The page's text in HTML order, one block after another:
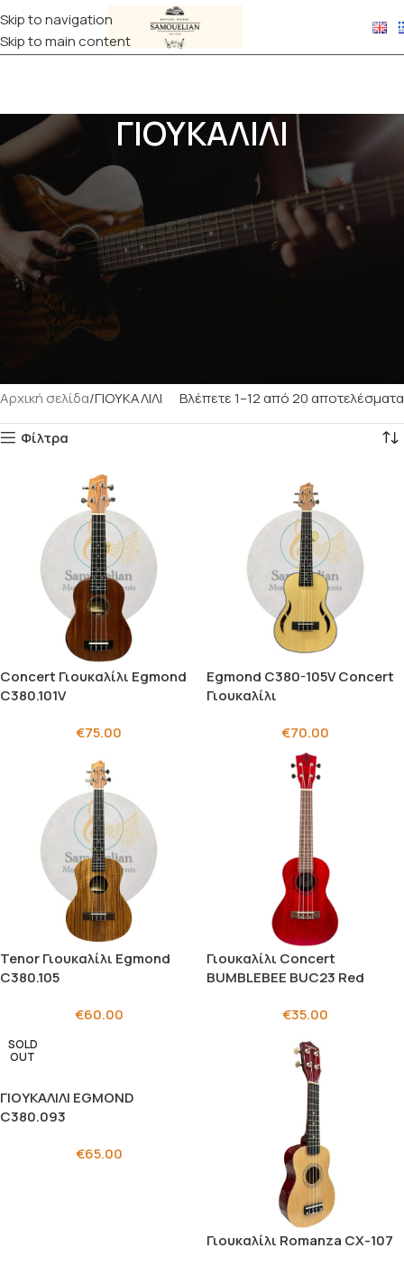
Skip to navigation
Skip to main content
ΓΙΟΥΚΑΛΙΛΙ
Τογιουκαλίλι
είναι το όργανο που φέρνει χαμόγελο με τον
φωτεινό και χαρούμενο ήχο του. Εύκολο στη μάθηση, ελαφρύ
και πρακτικό, είναι ιδανικό για κάθε ηλικία και επίπεδο
μουσικού.
Στο κατάστημά μας θα βρειςγιουκαλίλι σε όλα τα μεγέθη
soprano, concert, tenor και baritone – καθώς και μοντέλα από
ποιοτικά ξύλα που προσφέρουν εξαιρετικό ήχο και άνετο
παίξιμο.Επίλεξε ανάμεσα σε
γιουκαλίλι
και ξεκίνα σήμερα να δημιουργείς τη δική σου
Αρχική σελίδα ΓΙΟΥΚΑΛΙΛΙ Βλέπετε 1–12 από 20 αποτελέσματα
Φίλτρα
Concert Γιουκαλίλι Egmond
C380.101V
€75.00
Egmond C380-105V Concert
Γιουκαλίλι
€70.00
Tenor Γιουκαλίλι Egmond
C380.105
€60.00
Γιουκαλίλι Concert
BUMBLEBEE BUC23 Red
€35.00
SOLD
OUT
ΓΙΟΥΚΑΛΙΛΙ EGMOND
C380.093
€65.00
Γιουκαλίλι Romanza CX-107